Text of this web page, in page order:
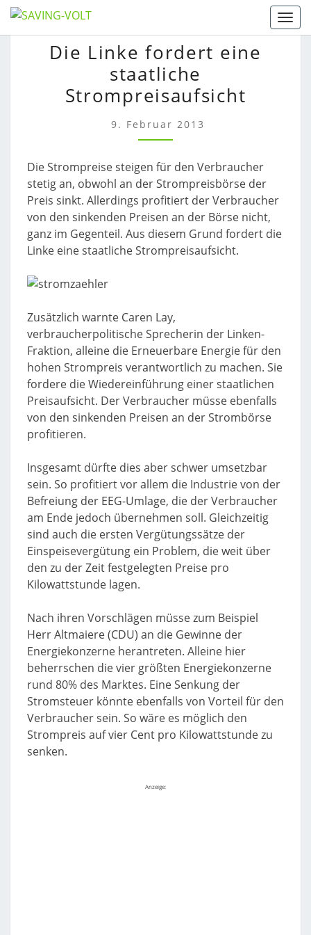
Skip
to
DIE
LINKE
FORDERT
EINE
STAATLICHE
STROMPREISAUFSICHT
Die Linke fordert eine
staatliche
Strompreisaufsicht
9. Februar 2013
Die Strompreise steigen für den Verbraucher
stetig an, obwohl an der Strompreisbörse der
Preis sinkt. Allerdings profitiert der Verbraucher
von den sinkenden Preisen an der Börse nicht,
ganz im Gegenteil. Aus diesem Grund fordert die
Linke eine staatliche Strompreisaufsicht.
Zusätzlich warnte Caren Lay,
verbraucherpolitische Sprecherin der Linken-
Fraktion, alleine die Erneuerbare Energie für den
hohen Strompreis verantwortlich zu machen. Sie
fordere die Wiedereinführung einer staatlichen
Preisaufsicht. Der Verbraucher müsse ebenfalls
von den sinkenden Preisen an der Strombörse
profitieren.
Insgesamt dürfte dies aber schwer umsetzbar
sein. So profitiert vor allem die Industrie von der
Befreiung der EEG-Umlage, die der Verbraucher
am Ende jedoch übernehmen soll. Gleichzeitig
sind auch die ersten Vergütungssätze der
Einspeisevergütung ein Problem, die weit über
den zu der Zeit festgelegten Preise pro
Kilowattstunde lagen.
Nach ihren Vorschlägen müsse zum Beispiel
Herr Altmaiere (CDU) an die Gewinne der
Energiekonzerne herantreten. Alleine hier
beherrschen die vier größten Energiekonzerne
rund 80% des Marktes. Eine Senkung der
Stromsteuer könnte ebenfalls von Vorteil für den
Verbraucher sein. So wäre es möglich den
Strompreis auf vier Cent pro Kilowattstunde zu
senken.
Anzeige: